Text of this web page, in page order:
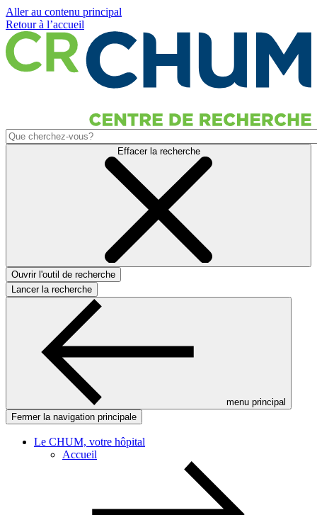
Aller au contenu principal
Retour à l’accueil
Effacer la recherche
Ouvrir l'outil de recherche
Lancer la recherche
menu principal
Fermer la navigation principale
Le CHUM, votre hôpital
Accueil